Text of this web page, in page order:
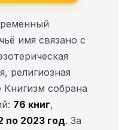
имя связано с
религиозная
Книгизм собрана
76 книг,
по 2023 год. За